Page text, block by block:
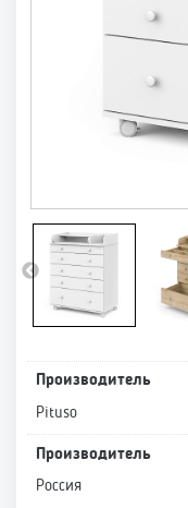
Производитель
Pituso
Производитель
Россия